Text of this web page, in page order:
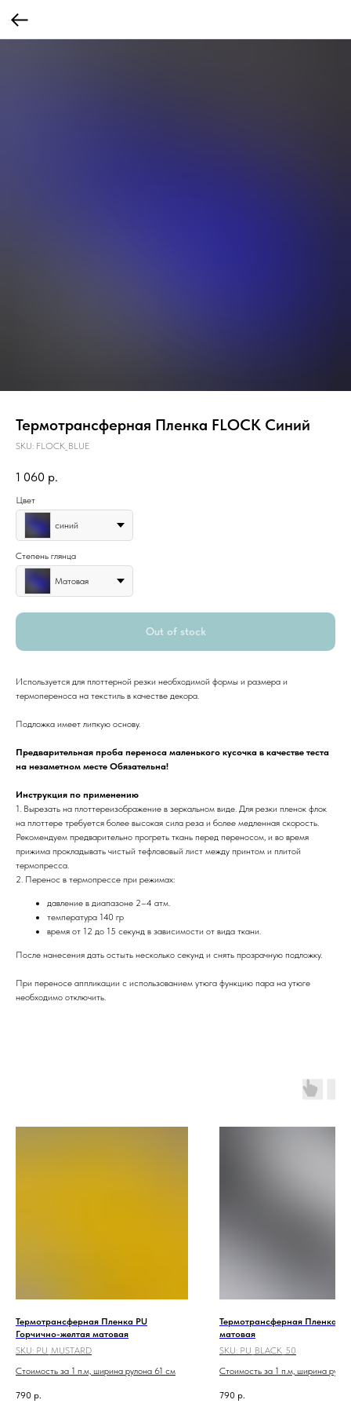
Термотрансферная Пленка FLOCK Синий
SKU: FLOCK_BLUE
1 060 р.
Цвет
синий
Степень глянца
Матовая
Out of stock
Используется для плоттерной резки необходимой формы и размера и
термопереноса на текстиль в качестве декора.
Подложка имеет липкую основу.
Предварительная проба переноса маленького кусочка в качестве теста
на незаметном месте Обязательна!
Инструкция по применению
1. Вырезать на плоттереизображение в зеркальном виде. Для резки пленок флок
на плоттере требуется более высокая сила реза и более медленная скорость.
Рекомендуем предварительно прогреть ткань перед переносом, и во время
прижима прокладывать чистый тефлововый лист между принтом и плитой
термопресса.
2. Перенос в термопрессе при режимах:
давление в диапазоне 2–4 атм.
температура 140 гр
время от 12 до 15 секунд в зависимости от вида ткани.
После нанесения дать остыть несколько секунд и снять прозрачную подложку.
При переносе аппликации с использованием утюга функцию пара на утюге
необходимо отключить.
Термотрансферная Пленка PU
Горчично-желтая матовая
SKU: PU_MUSTARD
Стоимость за 1 п.м, ширина рулона 61 см
790 р.
Термотрансферная Пленка
матовая
SKU: PU_BLACK_50
Стоимость за 1 п.м, ширина
790 р.